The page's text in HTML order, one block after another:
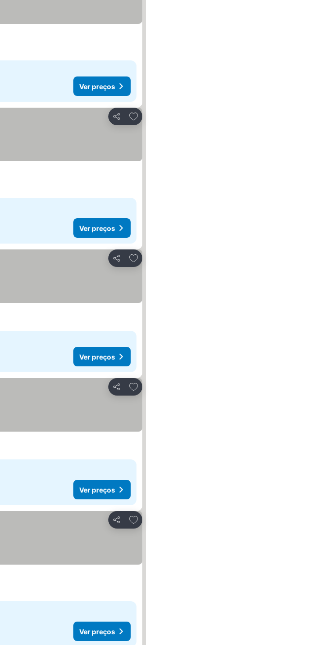
Ver preços
Partilhar
Adicionar aos favoritos
Ver preços
Partilhar
Adicionar aos favoritos
Ver preços
Partilhar
Adicionar aos favoritos
Ver preços
Partilhar
Adicionar aos favoritos
Ver preços